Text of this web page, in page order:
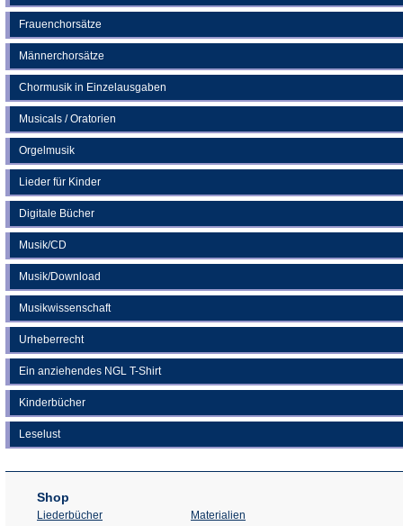
Frauenchorsätze
Männerchorsätze
Chormusik in Einzelausgaben
Musicals / Oratorien
Orgelmusik
Lieder für Kinder
Digitale Bücher
Musik/CD
Musik/Download
Musikwissenschaft
Urheberrecht
Ein anziehendes NGL T-Shirt
Kinderbücher
Leselust
Shop
Liederbücher Materialien